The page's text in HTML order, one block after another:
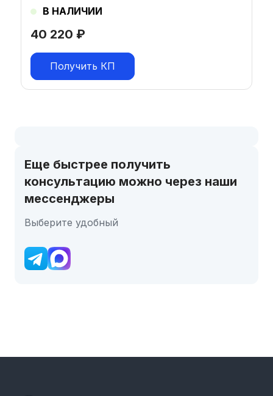
40 220 ₽
В НАЛИЧИИ
Получить КП
Еще быстрее получить
консультацию можно через наши
мессенджеры
Выберите удобный